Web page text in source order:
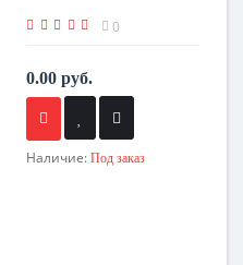
0
0.00 руб.
Наличие: Под заказ